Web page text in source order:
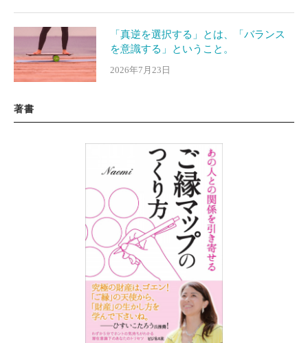
「真逆を選択する」とは、「バランス
を意識する」ということ。
2026年7月23日
著書